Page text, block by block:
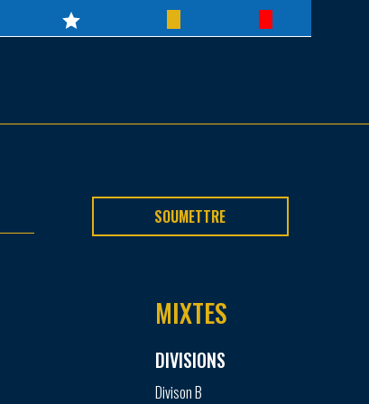
SOUMETTRE
MIXTES
DIVISIONS
Divison B